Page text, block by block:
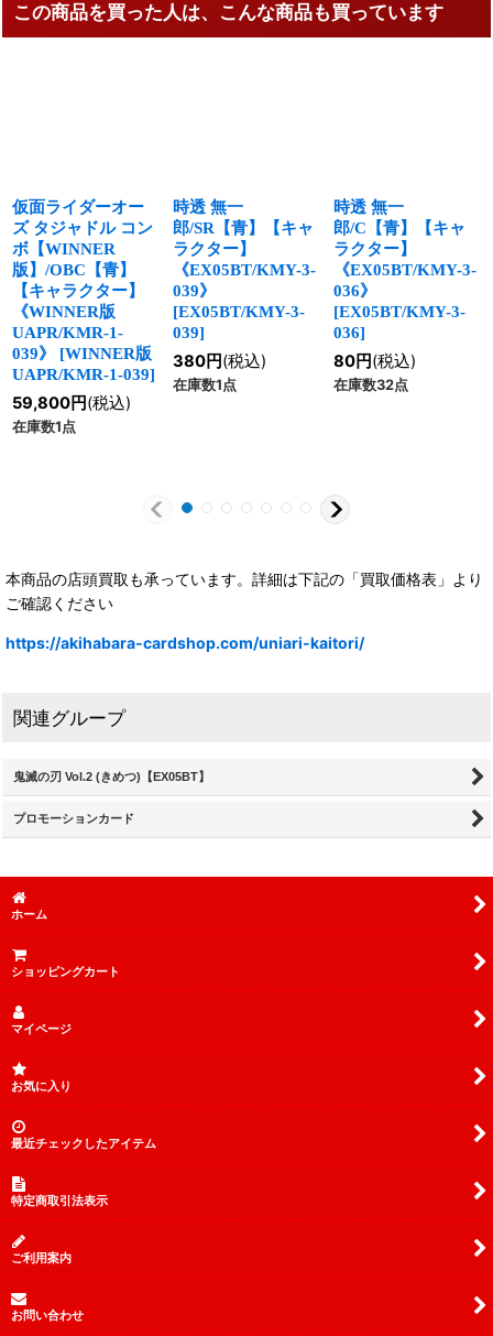
この商品を買った人は、こんな商品も買っています
仮面ライダーオー
ズ タジャドル コン
ボ【WINNER
版】/OBC【青】
【キャラクター】
《WINNER版
UAPR/KMR-1-
039》
[WINNER版
UAPR/KMR-1-039]
59,800円(税込)
在庫数1点
時透 無一
郎/SR【青】【キャ
ラクター】
《EX05BT/KMY-3-
039》
[EX05BT/KMY-3-
039]
380円(税込)
在庫数1点
時透 無一
郎/C【青】【キャ
ラクター】
《EX05BT/KMY-3-
036》
[EX05BT/KMY-3-
036]
80円(税込)
在庫数32点
本商品の店頭買取も承っています。詳細は下記の「買取価格表」より
ご確認ください
https://akihabara-cardshop.com/uniari-kaitori/
関連グループ
鬼滅の刃 Vol.2 (きめつ)【EX05BT】
プロモーションカード
ホーム
ショッピングカート
マイページ
お気に入り
最近チェックしたアイテム
特定商取引法表示
ご利用案内
お問い合わせ